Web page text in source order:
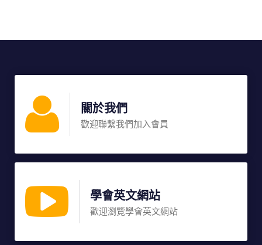
關於我們
歡迎聯繫我們加入會員
學會英文網站
歡迎瀏覽學會英文網站